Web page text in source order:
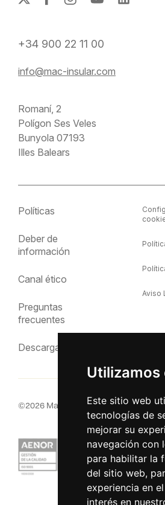
Utilizamos
Este sitio web
tecnologías de
mejorar su
navegación con
para habilitar la
del sitio web,
experiencia en
interés en
+34 900 22 11 00
info@mac-insular.com
Romaní, 2
Polígon Ses Veles
Bunyola 07193
Illes Balears
Políticas
Deber de
información
Canal ético
Preguntas
frecuentes
Descargas
Aviso
©2026 MacInsular.Derechos